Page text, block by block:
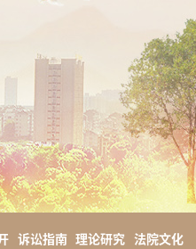
诉讼指南 理论研究 法院文化